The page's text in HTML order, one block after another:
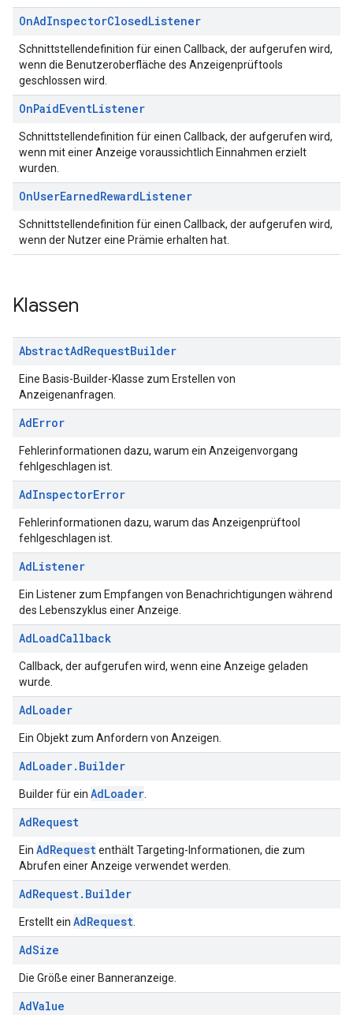
OnAdInspectorClosedListener
Schnittstellendefinition für einen Callback, der aufgerufen wird,
wenn die Benutzeroberfläche des Anzeigenprüftools
geschlossen wird.
OnPaidEventListener
Schnittstellendefinition für einen Callback, der aufgerufen wird,
wenn mit einer Anzeige voraussichtlich Einnahmen erzielt
wurden.
OnUserEarnedRewardListener
Schnittstellendefinition für einen Callback, der aufgerufen wird,
wenn der Nutzer eine Prämie erhalten hat.
Klassen
AbstractAdRequestBuilder
Eine Basis-Builder-Klasse zum Erstellen von
Anzeigenanfragen.
AdError
Fehlerinformationen dazu, warum ein Anzeigenvorgang
fehlgeschlagen ist.
AdInspectorError
Fehlerinformationen dazu, warum das Anzeigenprüftool
fehlgeschlagen ist.
AdListener
Ein Listener zum Empfangen von Benachrichtigungen während
des Lebenszyklus einer Anzeige.
AdLoadCallback
Callback, der aufgerufen wird, wenn eine Anzeige geladen
wurde.
AdLoader
Ein Objekt zum Anfordern von Anzeigen.
AdLoader. Builder
Builder für ein AdLoader
AdRequest
Ein AdRequestenthält Targeting-Informationen, die zum
Abrufen einer Anzeige verwendet werden.
AdRequest. Builder
Erstellt ein AdRequest
AdSize
Die Größe einer Banneranzeige.
AdValue